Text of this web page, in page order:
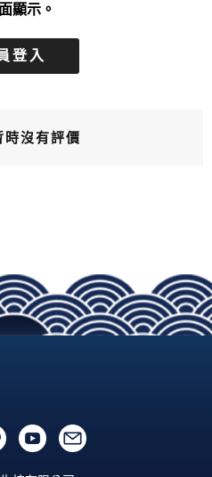
顯示。
登入
時沒有評價